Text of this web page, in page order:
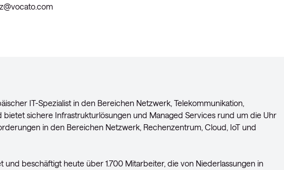
IT-Spezialist in den Bereichen Netzwerk, Telekommunikation,
sichere Infrastrukturlösungen und Managed Services rund um die Uhr
in den Bereichen Netzwerk, Rechenzentrum, Cloud, IoT und
beschäftigt heute über 1.700 Mitarbeiter, die von Niederlassungen in